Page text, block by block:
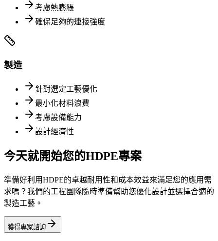
考慮熱膨脹
確保足夠的連接強度
製造
針對選定工藝優化
最小化材料浪費
考慮設備能力
設計經濟性
今天就開始您的HDPE專案
準備好利用HDPE的卓越耐用性和成本效益來滿足您的應用需
求嗎？我們的工程團隊隨時準備幫助您優化設計並選擇合適的
製造工藝。
獲得專家諮詢